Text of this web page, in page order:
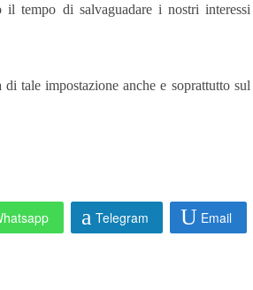
il tempo di salvaguadare i nostri interessi
tale impostazione anche e soprattutto sul
Telegram Email